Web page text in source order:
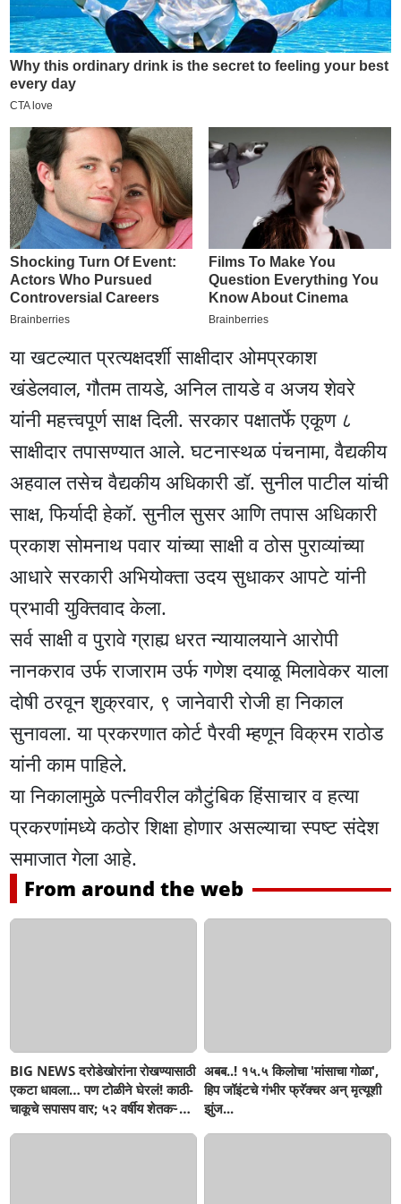
या खटल्यात प्रत्यक्षदर्शी साक्षीदार ओमप्रकाश
खंडेलवाल, गौतम तायडे, अनिल तायडे व अजय शेवरे
यांनी महत्त्वपूर्ण साक्ष दिली. सरकार पक्षातर्फे एकूण ८
साक्षीदार तपासण्यात आले. घटनास्थळ पंचनामा, वैद्यकीय
अहवाल तसेच वैद्यकीय अधिकारी डॉ. सुनील पाटील यांची
साक्ष, फिर्यादी हेकॉ. सुनील सुसर आणि तपास अधिकारी
प्रकाश सोमनाथ पवार यांच्या साक्षी व ठोस पुराव्यांच्या
आधारे सरकारी अभियोक्ता उदय सुधाकर आपटे यांनी
प्रभावी युक्तिवाद केला.
सर्व साक्षी व पुरावे ग्राह्य धरत न्यायालयाने आरोपी
नानकराव उर्फ राजाराम उर्फ गणेश दयाळू मिलावेकर याला
दोषी ठरवून शुक्रवार, ९ जानेवारी रोजी हा निकाल
सुनावला. या प्रकरणात कोर्ट पैरवी म्हणून विक्रम राठोड
यांनी काम पाहिले.
या निकालामुळे पत्नीवरील कौटुंबिक हिंसाचार व हत्या
प्रकरणांमध्ये कठोर शिक्षा होणार असल्याचा स्पष्ट संदेश
समाजात गेला आहे.
From around the web
BIG NEWS दरोडेखोरांना रोखण्यासाठी
एकटा धावला… पण टोळीने घेरलं! काठी-
चाकूचे सपासप वार; ५२ वर्षीय शेतकऱ्याचा
अबब..! १५.५ किलोचा 'मांसाचा गोळा',
हिप जॉइंटचे गंभीर फ्रॅक्चर अन् मृत्यूशी
झुंज...